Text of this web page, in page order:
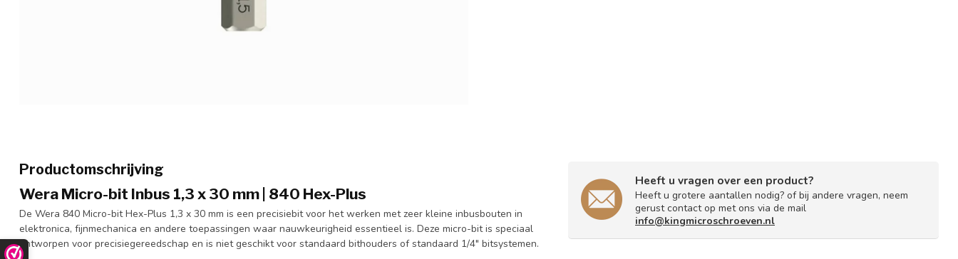
Productomschrijving
Wera Micro-bit Inbus 1,3 x 30 mm | 840 Hex-Plus
De Wera 840 Micro-bit Hex-Plus 1,3 x 30 mm is een precisiebit voor het werken met zeer kleine inbusbouten in
elektronica, fijnmechanica en andere toepassingen waar nauwkeurigheid essentieel is. Deze micro-bit is speciaal
ontworpen voor precisiegereedschap en is niet geschikt voor standaard bithouders of standaard 1/4" bitsystemen.
Heeft u vragen over een product?
Heeft u grotere aantallen nodig? of bij andere vragen, neem
gerust contact op met ons via de mail
info@kingmicroschroeven.nl